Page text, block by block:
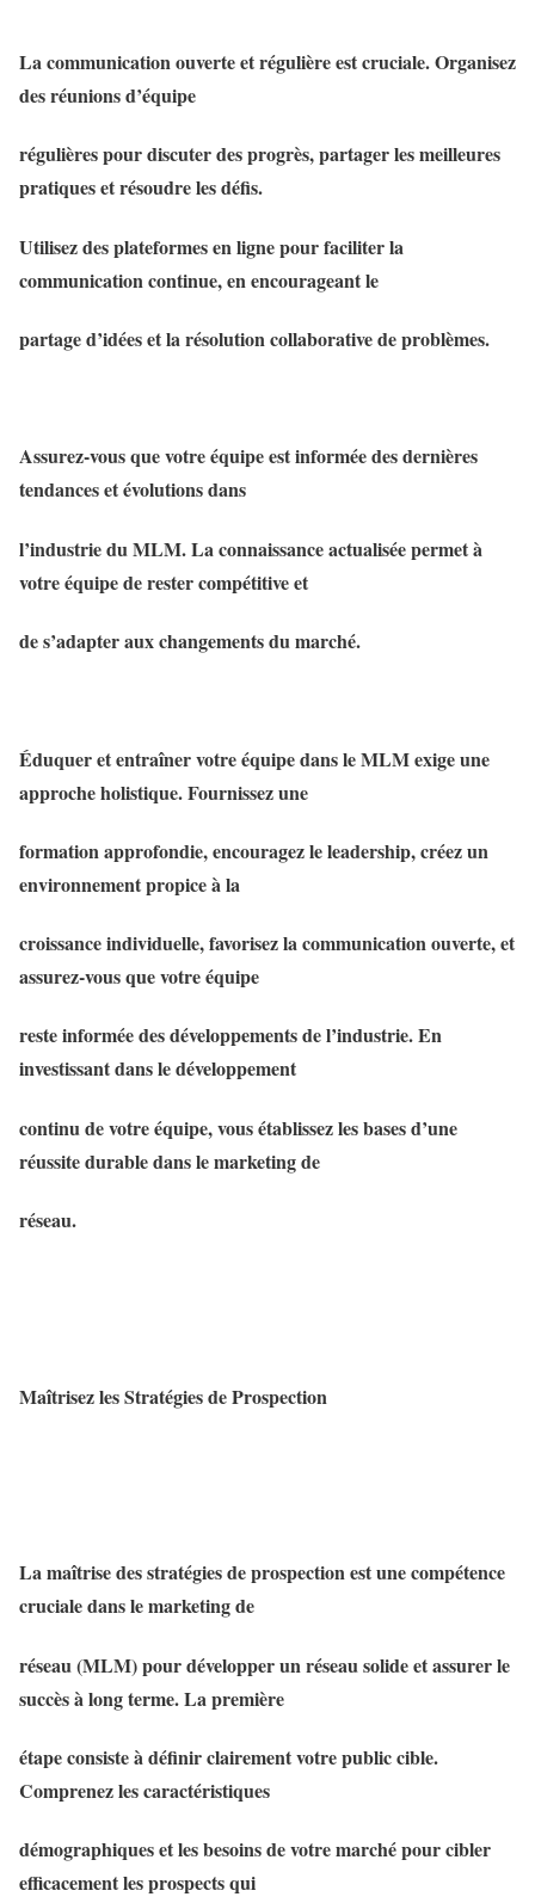
La communication ouverte et régulière est cruciale. Organisez
des réunions d’équipe
régulières pour discuter des progrès, partager les meilleures
pratiques et résoudre les défis.
Utilisez des plateformes en ligne pour faciliter la
communication continue, en encourageant le
partage d’idées et la résolution collaborative de problèmes.
Assurez-vous que votre équipe est informée des dernières
tendances et évolutions dans
l’industrie du MLM. La connaissance actualisée permet à
votre équipe de rester compétitive et
de s’adapter aux changements du marché.
Éduquer et entraîner votre équipe dans le MLM exige une
approche holistique. Fournissez une
formation approfondie, encouragez le leadership, créez un
environnement propice à la
croissance individuelle, favorisez la communication ouverte, et
assurez-vous que votre équipe
reste informée des développements de l’industrie. En
investissant dans le développement
continu de votre équipe, vous établissez les bases d’une
réussite durable dans le marketing de
réseau.
Maîtrisez les Stratégies de Prospection
La maîtrise des stratégies de prospection est une compétence
cruciale dans le marketing de
réseau (MLM) pour développer un réseau solide et assurer le
succès à long terme. La première
étape consiste à définir clairement votre public cible.
Comprenez les caractéristiques
démographiques et les besoins de votre marché pour cibler
efficacement les prospects qui